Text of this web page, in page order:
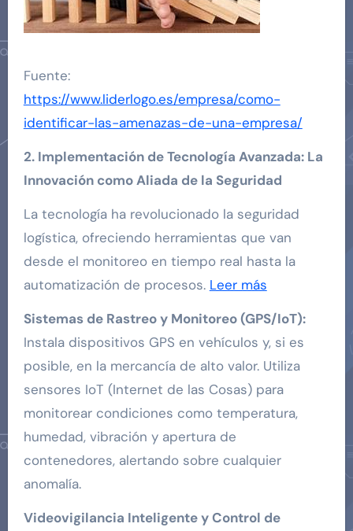
Fuente:
https://www.liderlogo.es/empresa/como-
identificar-las-amenazas-de-una-empresa/
2. Implementación de Tecnología Avanzada: La
Innovación como Aliada de la Seguridad
La tecnología ha revolucionado la seguridad
logística, ofreciendo herramientas que van
desde el monitoreo en tiempo real hasta la
automatización de procesos. Leer más
Sistemas de Rastreo y Monitoreo (GPS/IoT):
Instala dispositivos GPS en vehículos y, si es
posible, en la mercancía de alto valor. Utiliza
sensores IoT (Internet de las Cosas) para
monitorear condiciones como temperatura,
humedad, vibración y apertura de
contenedores, alertando sobre cualquier
anomalía.
Videovigilancia Inteligente y Control de